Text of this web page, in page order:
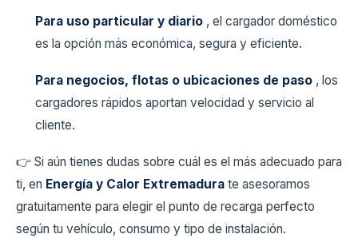
Para uso particular y diario , el cargador doméstico
es la opción más económica, segura y eficiente.
Para negocios, flotas o ubicaciones de paso , los
cargadores rápidos aportan velocidad y servicio al
cliente.
👉 Si aún tienes dudas sobre cuál es el más adecuado para
ti, en Energía y Calor Extremadura te asesoramos
gratuitamente para elegir el punto de recarga perfecto
según tu vehículo, consumo y tipo de instalación.